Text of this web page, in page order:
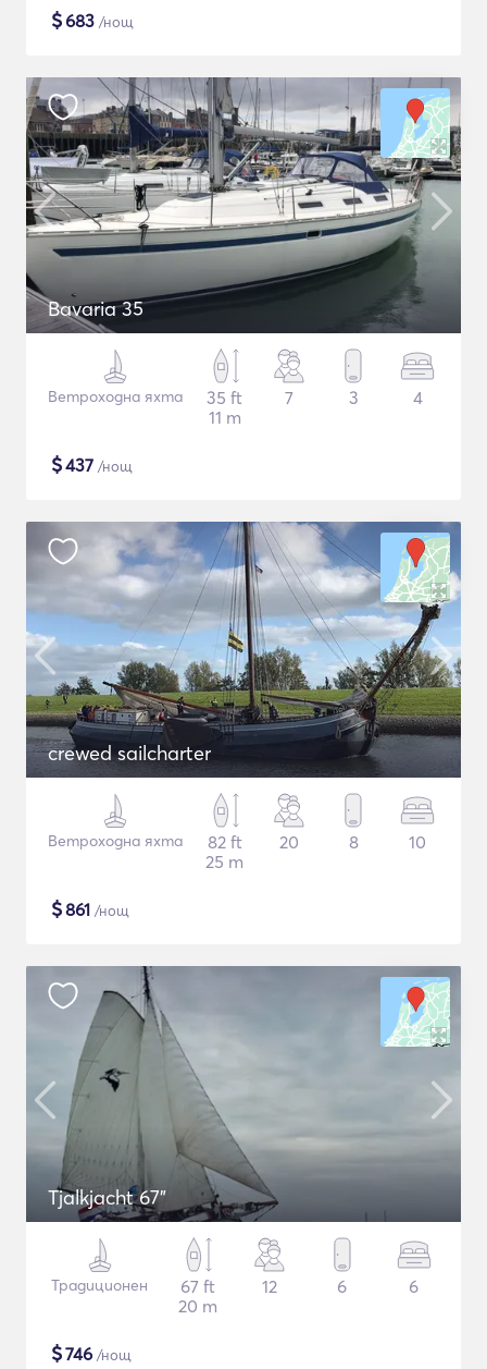
$683 /нощ
Bavaria 35
Ветроходна яхта
35 ft
11 m
7 3 4
$437 /нощ
crewed sailcharter
Ветроходна яхта
82 ft
25 m
20 8 10
$861 /нощ
Tjalkjacht 67"
Традиционен
67 ft
20 m
12 6 6
$746 /нощ